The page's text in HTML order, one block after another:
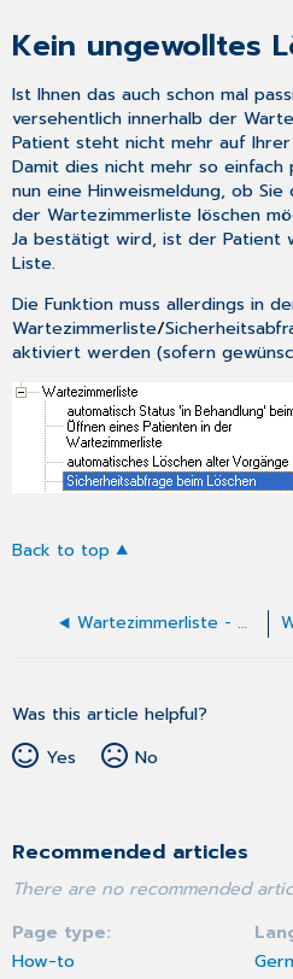
Kein ungewolltes
Ist Ihnen das auch schon mal
versehentlich innerhalb der
Patient steht nicht mehr auf
Damit dies nicht mehr so einfach
nun eine Hinweismeldung, ob
der Wartezimmerliste löschen
Ja bestätigt wird, ist der Patient
Liste.
Die Funktion muss allerdings in
Wartezimmerliste/
aktiviert werden (sofern
Back to top
Wartezimmerliste - Die Wartezimmerliste (Standard)
Was this article helpful?
Yes
No
Recommended articles
There are no recommended
Page type
How-to